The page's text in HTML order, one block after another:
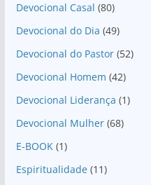
Devocional Casal (80)
Devocional do Dia (49)
Devocional do Pastor(52)
Devocional Homem (42)
Devocional Liderança (1)
Devocional Mulher(68)
E-BOOK(1)
Espiritualidade(11)